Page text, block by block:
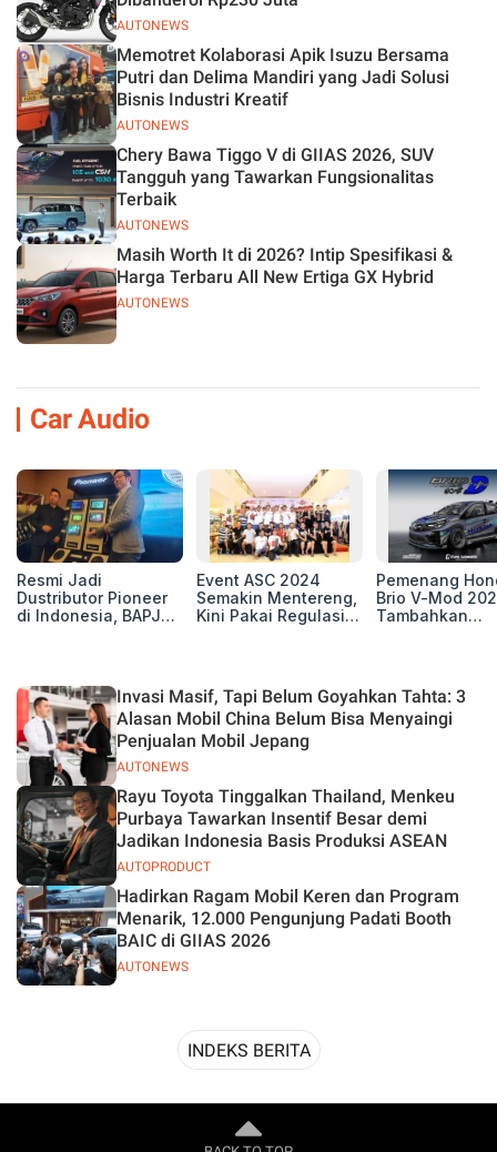
AUTONEWS
AUTONEWS
Memotret Kolaborasi Apik Isuzu Bersama
Putri dan Delima Mandiri yang Jadi Solusi
Bisnis Industri Kreatif
AUTONEWS
Chery Bawa Tiggo V di GIIAS 2026, SUV
Tangguh yang Tawarkan Fungsionalitas
Terbaik
AUTONEWS
Masih Worth It di 2026? Intip Spesifikasi &
Harga Terbaru All New Ertiga GX Hybrid
Car Audio
Resmi Jadi
Dustributor Pioneer
di Indonesia, BAPJ
Event ASC 2024
Semakin Mentereng,
Kini Pakai Regulasi
Pemenang
Brio V-Mod
Tambahkan
AUTONEWS
Invasi Masif, Tapi Belum Goyahkan Tahta: 3
Alasan Mobil China Belum Bisa Menyaingi
Penjualan Mobil Jepang
AUTOPRODUCT
Rayu Toyota Tinggalkan Thailand, Menkeu
Purbaya Tawarkan Insentif Besar demi
Jadikan Indonesia Basis Produksi ASEAN
AUTONEWS
Hadirkan Ragam Mobil Keren dan Program
Menarik, 12.000 Pengunjung Padati Booth
BAIC di GIIAS 2026
INDEKS BERITA